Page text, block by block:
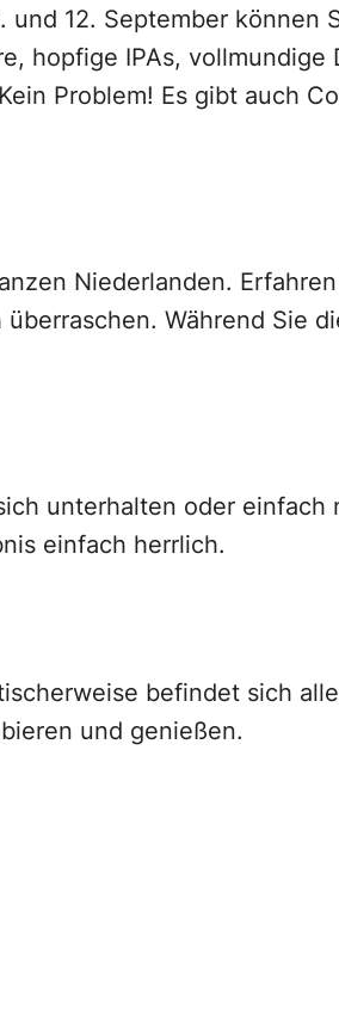
und 12. September können
hopfige IPAs, vollmundige
Problem! Es gibt auch
Niederlanden.
Während Sie
unterhalten oder einfach
einfach herrlich.
befindet sich
und genießen.